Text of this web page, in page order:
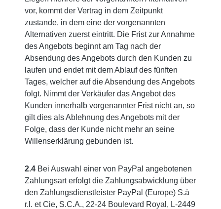
vor, kommt der Vertrag in dem Zeitpunkt
zustande, in dem eine der vorgenannten
Alternativen zuerst eintritt. Die Frist zur Annahme
des Angebots beginnt am Tag nach der
Absendung des Angebots durch den Kunden zu
laufen und endet mit dem Ablauf des fünften
Tages, welcher auf die Absendung des Angebots
folgt. Nimmt der Verkäufer das Angebot des
Kunden innerhalb vorgenannter Frist nicht an, so
gilt dies als Ablehnung des Angebots mit der
Folge, dass der Kunde nicht mehr an seine
Willenserklärung gebunden ist.
2.4 Bei Auswahl einer von PayPal angebotenen
Zahlungsart erfolgt die Zahlungsabwicklung über
den Zahlungsdienstleister PayPal (Europe) S.à
r.l. et Cie, S.C.A., 22-24 Boulevard Royal, L-2449